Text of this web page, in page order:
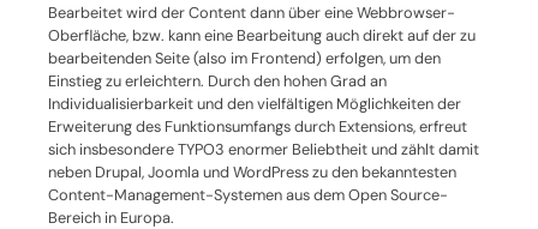
Bearbeitet wird der Content dann über eine Webbrowser-
Oberfläche, bzw. kann eine Bearbeitung auch direkt auf der zu
bearbeitenden Seite (also im Frontend) erfolgen, um den
Einstieg zu erleichtern. Durch den hohen Grad an
Individualisierbarkeit und den vielfältigen Möglichkeiten der
Erweiterung des Funktionsumfangs durch Extensions, erfreut
sich insbesondere TYPO3 enormer Beliebtheit und zählt damit
neben Drupal, Joomla und WordPress zu den bekanntesten
Content-Management-Systemen aus dem Open Source-
Bereich in Europa.